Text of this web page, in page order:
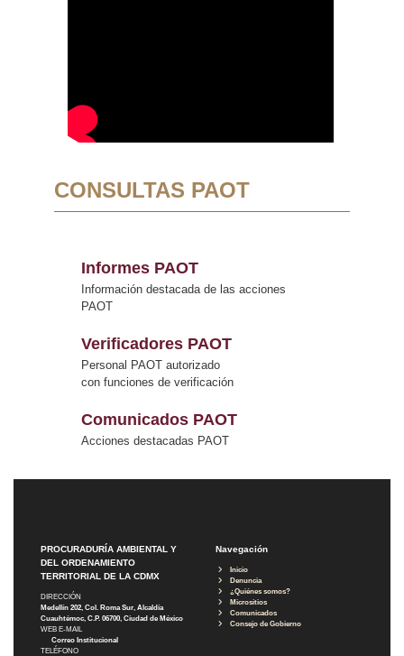
CONSULTAS PAOT
Informes PAOT
Información destacada de las acciones
PAOT
Verificadores PAOT
Personal PAOT autorizado
con funciones de verificación
Comunicados PAOT
Acciones destacadas PAOT
PROCURADURÍA AMBIENTAL Y
DEL ORDENAMIENTO
TERRITORIAL DE LA CDMX
DIRECCIÓN
Medellín 202, Col. Roma Sur, Alcaldía
Cuauhtémoc, C.P. 06700, Ciudad de México
WEB E-MAIL
Correo Institucional
TELÉFONO
Navegación
Inicio
Denuncia
¿Quiénes somos?
Micrositios
Comunicados
Consejo de Gobierno